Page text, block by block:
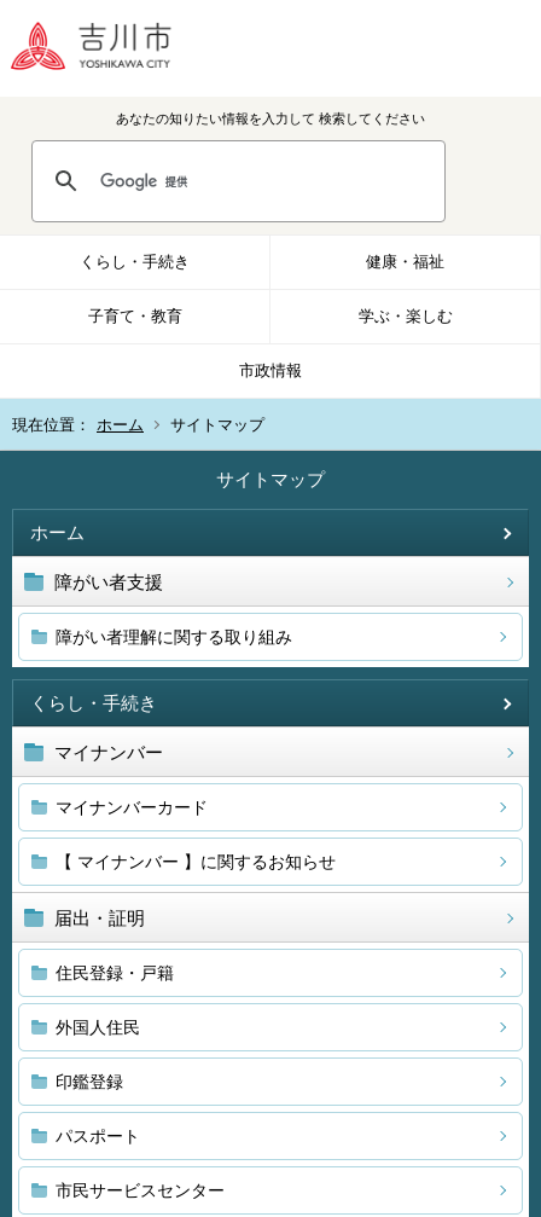
あなたの知りたい情報を入力して 検索してください
くらし・手続き 健康・福祉
子育て・教育 学ぶ・楽しむ
市政情報
現在位置： ホーム サイトマップ
サイトマップ
ホーム
障がい者支援
障がい者理解に関する取り組み
くらし・手続き
マイナンバー
マイナンバーカード
【 マイナンバー 】に関するお知らせ
届出・証明
住民登録・戸籍
外国人住民
印鑑登録
パスポート
市民サービスセンター